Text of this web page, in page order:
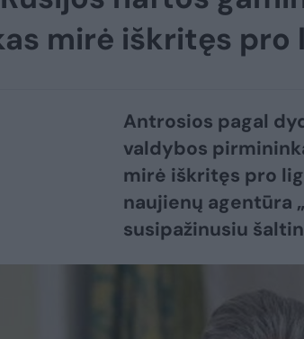
mirė iškritęs pro
Antrosios pagal
valdybos
mirė iškritęs pro
naujienų agentūra
susipažinusiu